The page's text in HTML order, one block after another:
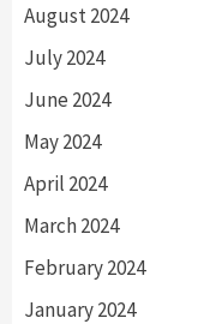
August 2024
July 2024
June 2024
May 2024
April 2024
March 2024
February 2024
January 2024